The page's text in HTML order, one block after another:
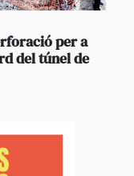
per a
del túnel de